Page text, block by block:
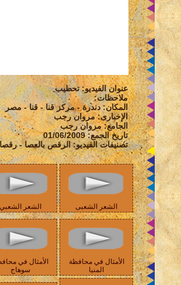
عنوان الفيديو: تحطيب
ملاحظات:
المكان: دندرة - مركز قنا - قنا - مصر
الإخبارى: مروان رجب
الجامع: مروان رجب
تاريخ الجمع: 01/06/2009
تصنيفات الفيديو: الرقص بالعصا -
الشعر الشعبى الشعر الشعبي
الأمثال في محافظة
المنيا
الأمثال في
سوهاج